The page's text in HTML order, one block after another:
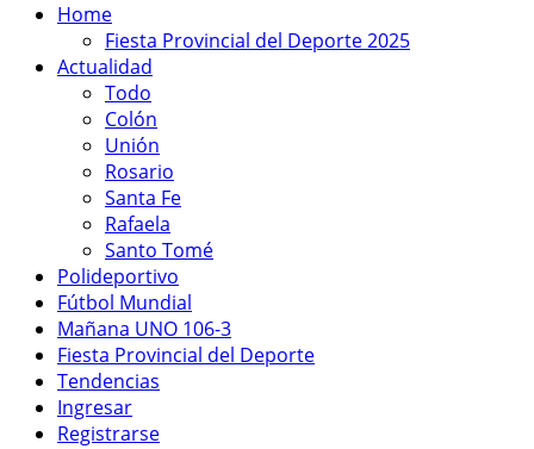
Home
Fiesta Provincial del Deporte 2025
Actualidad
Todo
Colón
Unión
Rosario
Santa Fe
Rafaela
Santo Tomé
Polideportivo
Fútbol Mundial
Mañana UNO 106-3
Fiesta Provincial del Deporte
Tendencias
Ingresar
Registrarse